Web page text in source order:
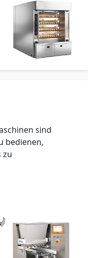
sind
bedienen,
zu